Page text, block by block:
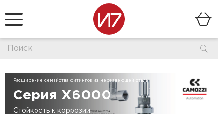
Расширение семейства фитингов из нержавеющей стали
Серия X6000
Стойкость к коррозии